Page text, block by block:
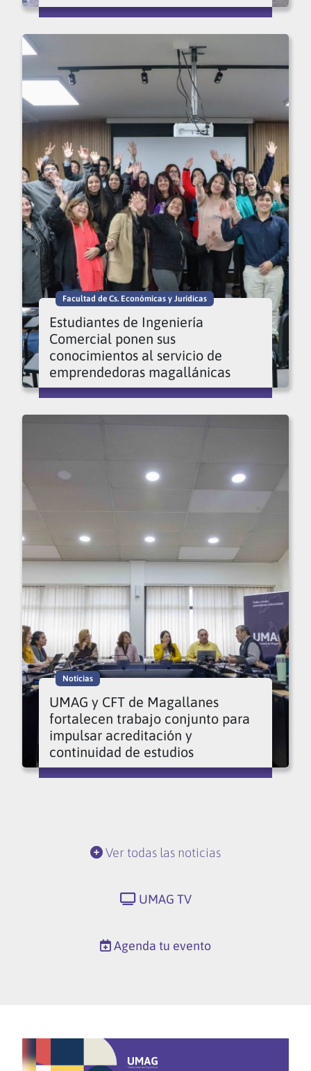
Facultad de Cs. Económicas y Jurídicas
Estudiantes de Ingeniería
Comercial ponen sus
conocimientos al servicio de
emprendedoras magallánicas
Noticias
UMAG y CFT de Magallanes
fortalecen trabajo conjunto para
impulsar acreditación y
continuidad de estudios
Ver todas las noticias
UMAG TV
Agenda tu evento